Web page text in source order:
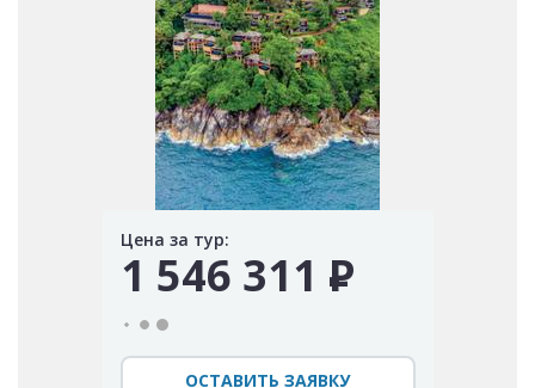
Цена за тур:
1 546 311 Р
ОСТАВИТЬ ЗАЯВКУ